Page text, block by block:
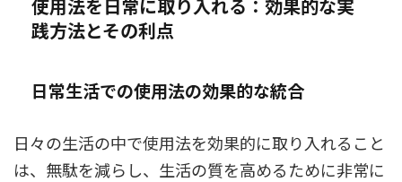
使用法を日常に取り入れる：効果的な実
践方法とその利点
日常生活での使用法の効果的な統合
日々の生活の中で使用法を効果的に取り入れること
は、無駄を減らし、生活の質を高めるために非常に